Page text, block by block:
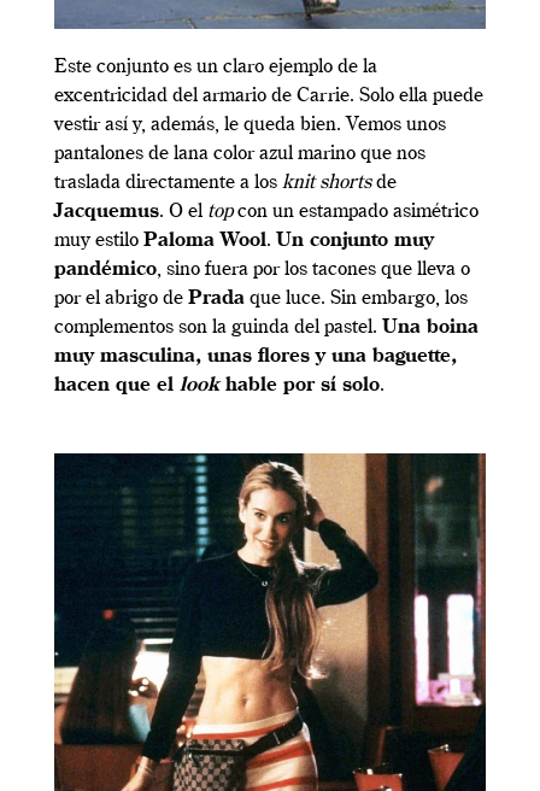
Este conjunto es un claro ejemplo de la
excentricidad del armario de Carrie. Solo ella puede
vestir así y, además, le queda bien. Vemos unos
pantalones de lana color azul marino que nos
traslada directamente a los knit shortsde
Jacquemus. O el topcon un estampado asimétrico
muy estilo Paloma Wool. Un conjunto muy
pandémico, sino fuera por los tacones que lleva o
por el abrigo de Prada que luce. Sin embargo, los
complementos son la guinda del pastel. Una boina
muy masculina, unas flores y una baguette,
hacen que el lookhable por sí solo.